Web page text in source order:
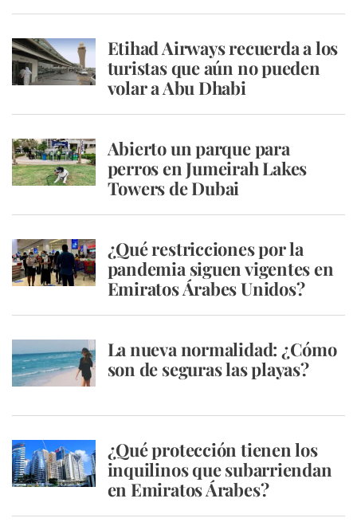
Etihad Airways recuerda a los
turistas que aún no pueden
volar a Abu Dhabi
Abierto un parque para
perros en Jumeirah Lakes
Towers de Dubai
¿Qué restricciones por la
pandemia siguen vigentes en
Emiratos Árabes Unidos?
La nueva normalidad: ¿Cómo
son de seguras las playas?
¿Qué protección tienen los
inquilinos que subarriendan
en Emiratos Árabes?